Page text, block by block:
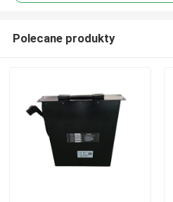
Polecane produkty